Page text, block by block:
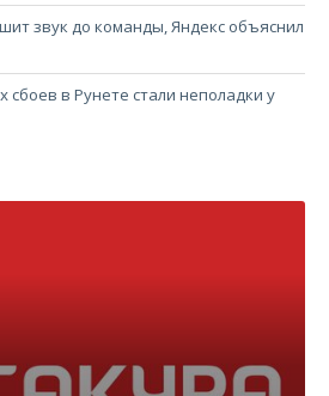
звук до команды, Яндекс объяснил
сбоев в Рунете стали неполадки у